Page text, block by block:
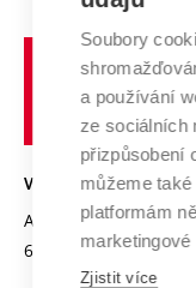
Systém zajišťování
Výzkumné
Transfer znalostí
Open Science
Projekty
Projekty ze
Specifický výzkum
Spolupráce se
Služby univerzity
Mezinárodní dohody
Univerzitní sítě
Profil univerzity
Udržitelná univerzita
Podnikavá univerzita
Bezpečná univerzita
Vyznamenání
Organizační
VYSOKÉ UČENÍ
Antonínská 548/1
602 00 Brno
Soubory
a používání
ze sociálních
přizpůsobení
můžeme
platformám
marketingové
Zjistit více